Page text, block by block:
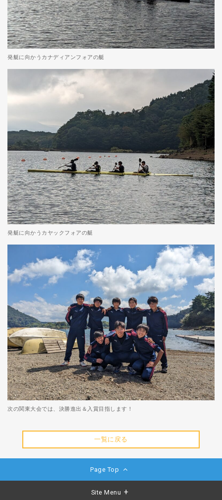
発艇に向かうカナディアンフォアの艇
発艇に向かうカヤックフォアの艇
次の関東大会では、決勝進出＆入賞目指します！
一覧に戻る
Page Top
Site Menu